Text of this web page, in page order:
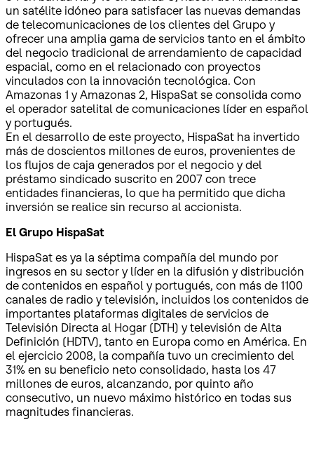
un satélite idóneo para satisfacer las nuevas demandas
de telecomunicaciones de los clientes del Grupo y
ofrecer una amplia gama de servicios tanto en el ámbito
del negocio tradicional de arrendamiento de capacidad
espacial, como en el relacionado con proyectos
vinculados con la innovación tecnológica. Con
Amazonas 1 y Amazonas 2, HispaSat se consolida como
el operador satelital de comunicaciones líder en español
y portugués.
En el desarrollo de este proyecto, HispaSat ha invertido
más de doscientos millones de euros, provenientes de
los flujos de caja generados por el negocio y del
préstamo sindicado suscrito en 2007 con trece
entidades financieras, lo que ha permitido que dicha
inversión se realice sin recurso al accionista.
El Grupo HispaSat
HispaSat es ya la séptima compañía del mundo por
ingresos en su sector y líder en la difusión y distribución
de contenidos en español y portugués, con más de 1100
canales de radio y televisión, incluidos los contenidos de
importantes plataformas digitales de servicios de
Televisión Directa al Hogar (DTH) y televisión de Alta
Definición (HDTV), tanto en Europa como en América. En
el ejercicio 2008, la compañía tuvo un crecimiento del
31% en su beneficio neto consolidado, hasta los 47
millones de euros, alcanzando, por quinto año
consecutivo, un nuevo máximo histórico en todas sus
magnitudes financieras.